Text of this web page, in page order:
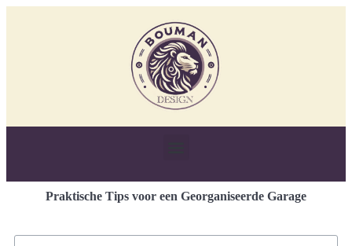
Praktische Tips voor een Georganiseerde Garage